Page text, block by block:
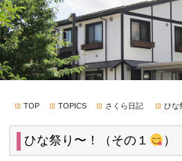
TOP TOPICS さくら日記 ひな
ひな祭り〜！（その１ ）